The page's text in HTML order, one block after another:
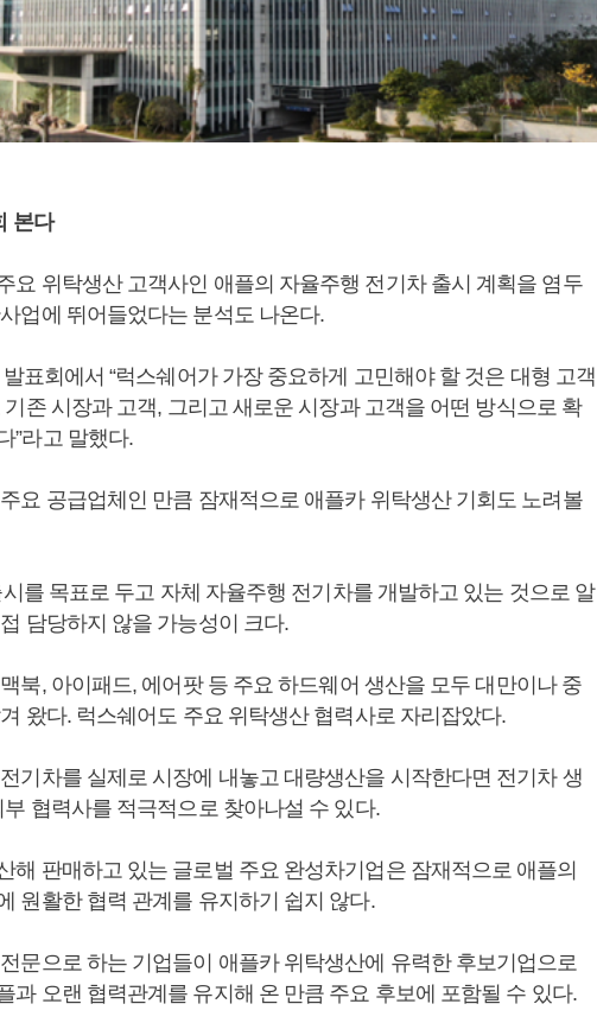
본다
요 위탁생산 고객사인 애플의 자율주행 전기차 출시 계획을 염두
업에 뛰어들었다는 분석도 나온다.
표회에서 “럭스쉐어가 가장 중요하게 고민해야 할 것은 대형 고객
존 시장과 고객, 그리고 새로운 시장과 고객을 어떤 방식으로 확
”라고 말했다.
요 공급업체인 만큼 잠재적으로 애플카 위탁생산 기회도 노려볼
를 목표로 두고 자체 자율주행 전기차를 개발하고 있는 것으로 알
담당하지 않을 가능성이 크다.
북, 아이패드, 에어팟 등 주요 하드웨어 생산을 모두 대만이나 중
왔다. 럭스쉐어도 주요 위탁생산 협력사로 자리잡았다.
기차를 실제로 시장에 내놓고 대량생산을 시작한다면 전기차 생
협력사를 적극적으로 찾아나설 수 있다.
해 판매하고 있는 글로벌 주요 완성차기업은 잠재적으로 애플의
원활한 협력 관계를 유지하기 쉽지 않다.
문으로 하는 기업들이 애플카 위탁생산에 유력한 후보기업으로
과 오랜 협력관계를 유지해 온 만큼 주요 후보에 포함될 수 있다.